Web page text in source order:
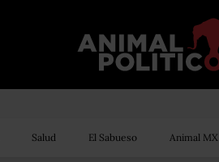
Salud El Sabueso Animal MX